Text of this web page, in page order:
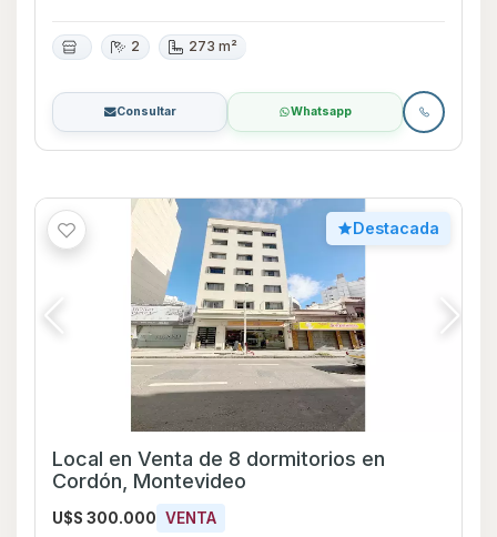
2 273 m²
Consultar Whatsapp
Destacada
Local en Venta de 8 dormitorios en
Cordón, Montevideo
U$S 300.000 VENTA